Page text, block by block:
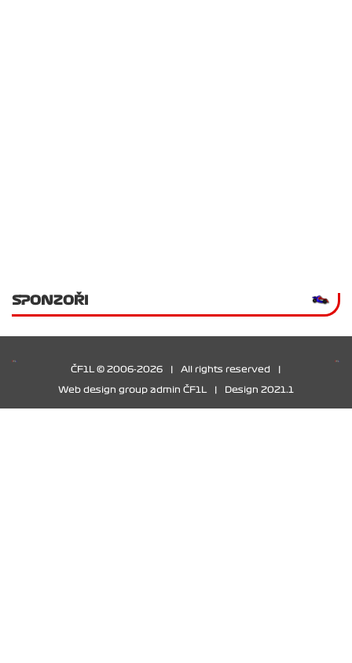
SPONZOŘI
ČF1L © 2006-2026 All rights reserved
Web design group admin ČF1L Design 2021.1